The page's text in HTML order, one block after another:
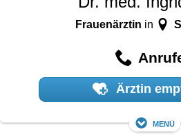
Frauenärztin in
Ärztin
Menü